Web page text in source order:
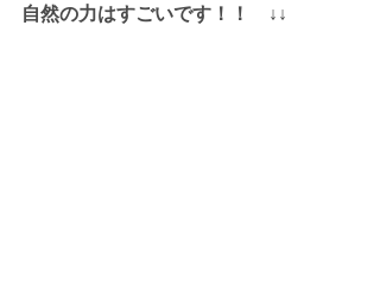
自然の力はすごいです！！　↓↓